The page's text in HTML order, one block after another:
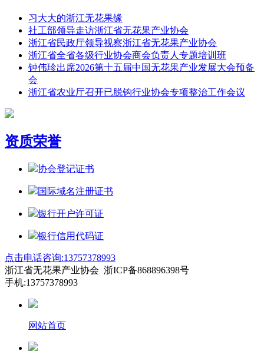
习大大的浙江无花果缘
社工部领导走访浙江省无花果产业协会
浙江省民政厅领导视察浙江省无花果产业协会
浙江省全省各级行业协会商会负责人专题培训班
钟伟珍出席2026第十五届中国无花果产业发展大会预备
会
浙江省农业厅召开已脱钩行业协会专项整治工作会议
资质荣誉
协会登记证书
国际域名注册证书
银行开户许可证
银行信用代码证
点击电话咨询:13757378993
浙江省无花果产业协会 浙ICP备868896398号
手机:13757378993
网站首页